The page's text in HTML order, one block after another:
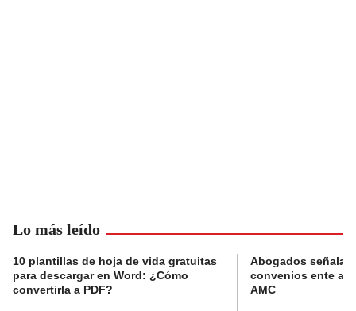
Lo más leído
10 plantillas de hoja de vida gratuitas
para descargar en Word: ¿Cómo
convertirla a PDF?
Abogados
convenios ente
AMC